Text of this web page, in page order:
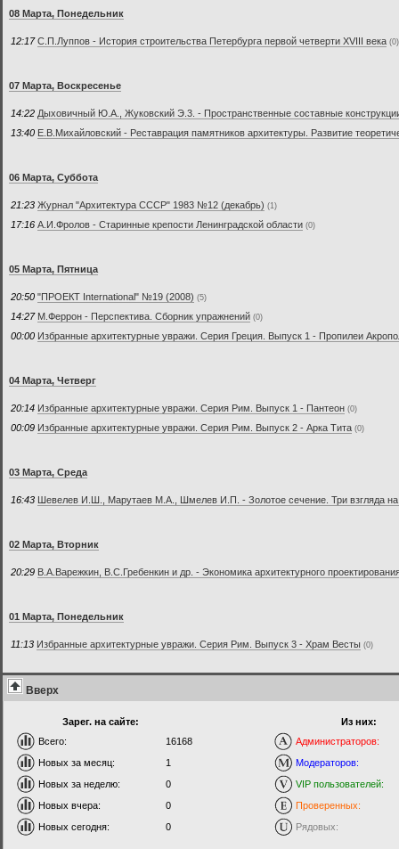
08 Марта, Понедельник
12:17 С.П.Луппов - История строительства Петербурга первой четверти XVIII века (0)
07 Марта, Воскресенье
14:22 Дыховичный Ю.А., Жуковский Э.3. - Пространственные составные
13:40 Е.В.Михайловский - Реставрация памятников архитектуры. Развитие
06 Марта, Суббота
21:23 Журнал "Архитектура СССР" 1983 №12 (декабрь) (1)
17:16 А.И.Фролов - Старинные крепости Ленинградской области (0)
05 Марта, Пятница
20:50 "ПРОЕКТ International" №19 (2008) (5)
14:27 М.Феррон - Перспектива. Сборник упражнений (0)
00:00 Избранные архитектурные увражи. Серия Греция. Выпуск 1 - Пропилеи
04 Марта, Четверг
20:14 Избранные архитектурные увражи. Серия Рим. Выпуск 1 - Пантеон (0)
00:09 Избранные архитектурные увражи. Серия Рим. Выпуск 2 - Арка Тита (0)
03 Марта, Среда
16:43 Шевелев И.Ш., Марутаев М.А., Шмелев И.П. - Золотое сечение. Три взгляда на
02 Марта, Вторник
20:29 В.А.Варежкин, В.С.Гребенкин и др. - Экономика архитектурного
01 Марта, Понедельник
11:13 Избранные архитектурные увражи. Серия Рим. Выпуск 3 - Храм Весты (0)
Вверх
Зарег. на сайте:
Всего:
16168
Новых за месяц:
1
Новых за неделю:
0
Новых вчера:
0
Новых сегодня:
0
Из них:
Администраторов:
Модераторов:
VIP пользователей:
Проверенных:
Рядовых: